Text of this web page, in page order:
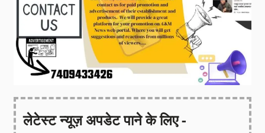
लेटेस्ट न्यूज़ अपडेट पाने के लिए -